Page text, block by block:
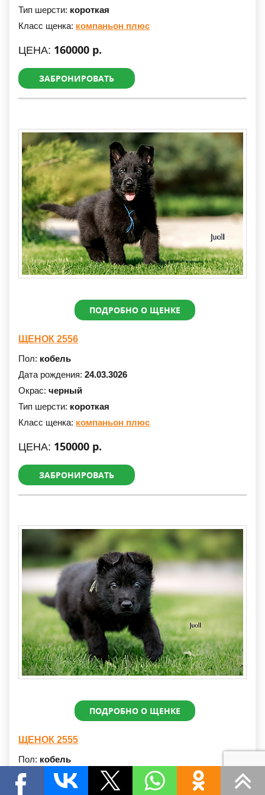
Тип шерсти: короткая
Класс щенка: компаньон плюс
ЦЕНА: 160000 р.
ЗАБРОНИРОВАТЬ
ПОДРОБНО О ЩЕНКЕ
ЩЕНОК 2556
Пол: кобель
Дата рождения: 24.03.3026
Окрас: черный
Тип шерсти: короткая
Класс щенка: компаньон плюс
ЦЕНА: 150000 р.
ЗАБРОНИРОВАТЬ
ПОДРОБНО О ЩЕНКЕ
ЩЕНОК 2555
Пол: кобель
Дата рождения:
24.03.1026
черный